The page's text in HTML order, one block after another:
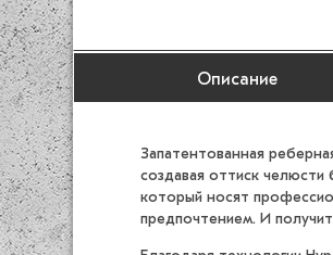
Описание
Запатентованная
создавая оттиск
который носят
предпочтением. И